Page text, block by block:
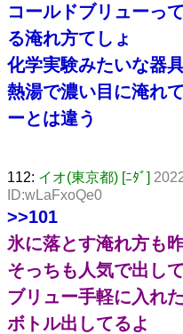
コールドブリューっ
る淹れ方てしょ
化学実験みたいな器
熱湯で濃い目に淹れ
ーとは違う
112: イオ(東京都) [ﾆﾀﾞ]
ID:wLaFxoQe0
>>101
氷に落とす淹れ方も
そっちも人気で出し
ブリュー手軽に入れ
ボトル出してるよ